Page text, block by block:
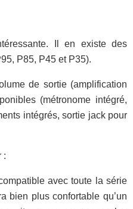
Il en existe des
P85, P45 et P35).
de sortie (amplification
(métronome intégré,
intégrés, sortie jack pour
:
avec toute la série
bien plus confortable qu’un